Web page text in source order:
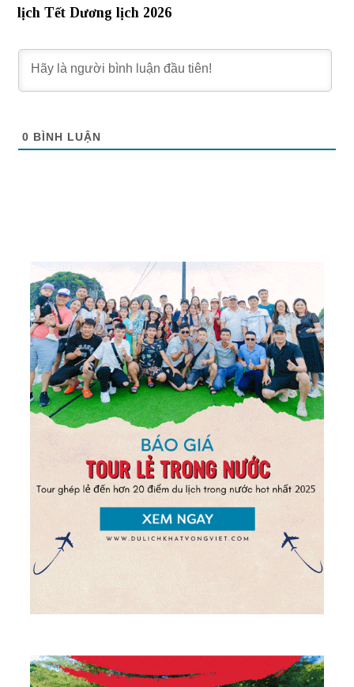
lịch Tết Dương lịch 2026
0 BÌNH LUẬN